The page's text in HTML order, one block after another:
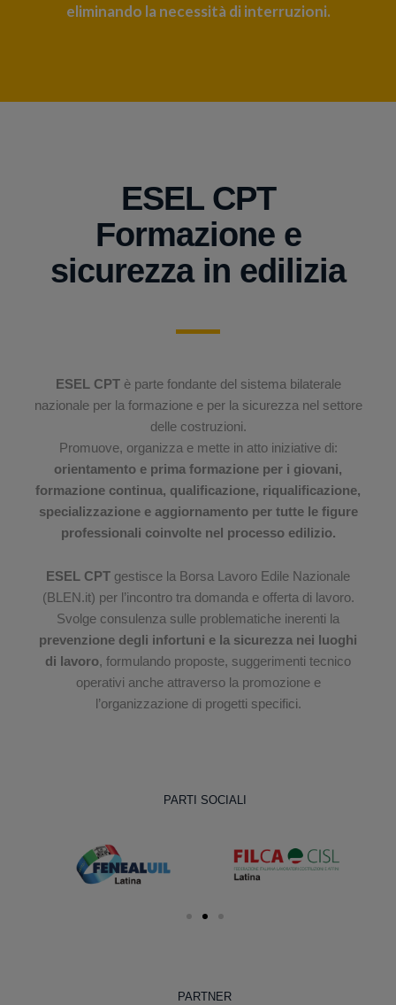
eliminando la necessità di interruzioni.
ESEL CPT
Formazione e
sicurezza in edilizia
ESEL CPTè parte fondante del sistema bilaterale
nazionale per la formazione e per la sicurezza nel settore
delle costruzioni.
Promuove, organizza e mette in atto iniziative di:
orientamento e prima formazione per i giovani,
formazione continua, qualificazione, riqualificazione,
specializzazione e aggiornamento per tutte le figure
professionali coinvolte nel processo edilizio.
ESEL CPT gestisce la Borsa Lavoro Edile Nazionale
(BLEN.it) per l’incontro tra domanda e offerta di lavoro.
Svolge consulenza sulle problematiche inerenti la
prevenzione degli infortuni e la sicurezza nei luoghi
di lavoro, formulando proposte, suggerimenti tecnico
operativi anche attraverso la promozione e
l’organizzazione di progetti specifici.
PARTI SOCIALI
PARTNER